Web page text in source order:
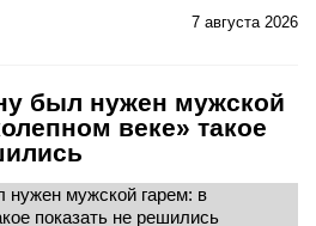
7 августа 2026
был нужен мужской
веке» такое